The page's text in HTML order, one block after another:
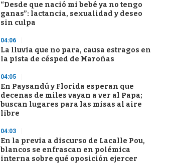
“Desde que nació mi bebé ya no tengo
ganas”: lactancia, sexualidad y deseo
sin culpa
04:06
La lluvia que no para, causa estragos en
la pista de césped de Maroñas
04:05
En Paysandú y Florida esperan que
decenas de miles vayan a ver al Papa;
buscan lugares para las misas al aire
libre
04:03
En la previa a discurso de Lacalle Pou,
blancos se enfrascan en polémica
interna sobre qué oposición ejercer